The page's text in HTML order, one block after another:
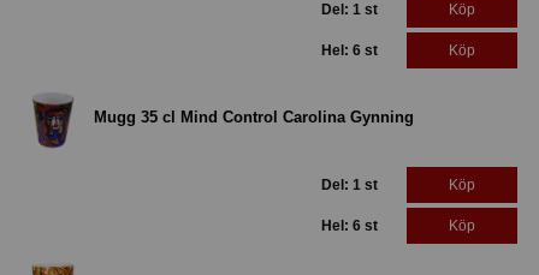
Del: 1 st Köp
Hel: 6 st Köp
Mugg 35 cl Mind Control Carolina Gynning
Del: 1 st Köp
Hel: 6 st Köp